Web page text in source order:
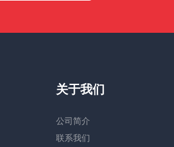
关于我们
公司简介
联系我们